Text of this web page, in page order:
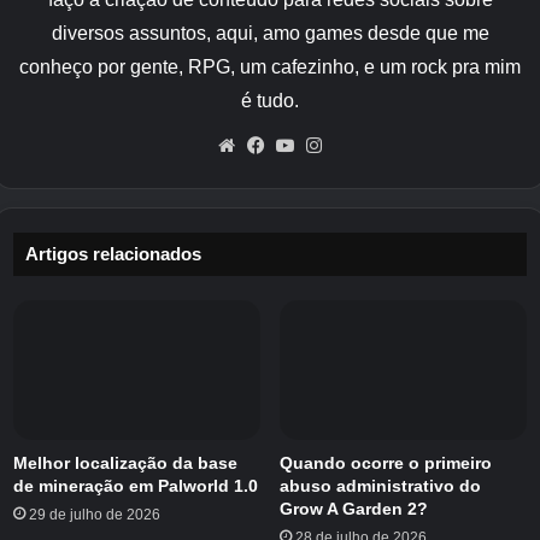
preparada para as masmorras mais difíceis.
Aterragem do Solitário
O primeiro passo em Mina the Hollower é
completar a abertura do jogo. Isso dura desde
familiarizando-se com o combate do jogo,
algumas atualizações iniciais para o ataque, a
defesa e as armas secundárias de Mina.
Recomendo reservar um tempo para investir
diversos assuntos, aqui, amo games desde que me
conheço por gente, RPG, um cafezinho, e um rock pra mim
é tudo.
WebsiteFacebook
YouTube
Artigos relacionados
Melhor localização da base
de mineração em Palworld 1.0
29 de julho de 2026
Quando ocorre o primeiro
abuso administrativo do
Grow A Garden 2?